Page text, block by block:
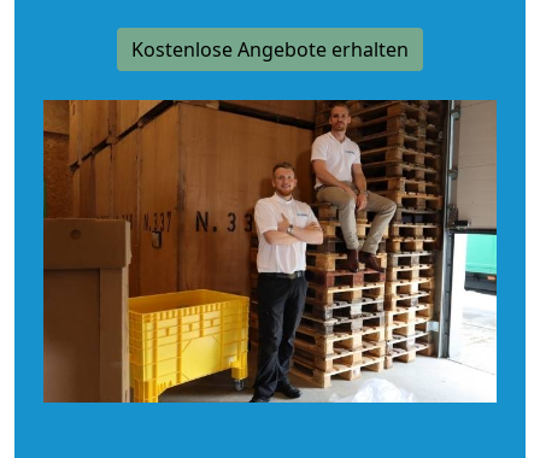
Kostenlose Angebote erhalten